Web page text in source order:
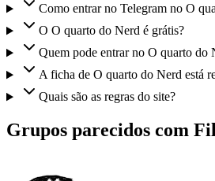
Como entrar no Telegram no O
O O quarto do Nerd é grátis?
Quem pode entrar no O quarto do
A ficha de O quarto do Nerd está
Quais são as regras do site?
Grupos parecidos com